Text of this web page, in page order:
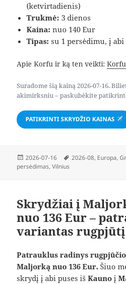
(ketvirtadienis)
Trukmė: 3 dienos
Kaina: nuo 140 Eur
Tipas: su 1 persėdimu, į abi
Apie Korfu ir ką ten veikti:
Suradome šią kainą 2026-07-16.
akimirksniu – paskubėkite
PATIKRINTI SKRYDŽIO KAINAS
Paskelbta
2026-07-16 Žymos
2026-08, Europa,
persėdimas,Vilnius
Skrydžiai į
nuo 136 Eur –
variantas rugpjūtį
Patrauklus radinys
Maljorką nuo 136 Eur. Šiuo
skrydį į abi puses išKauno į